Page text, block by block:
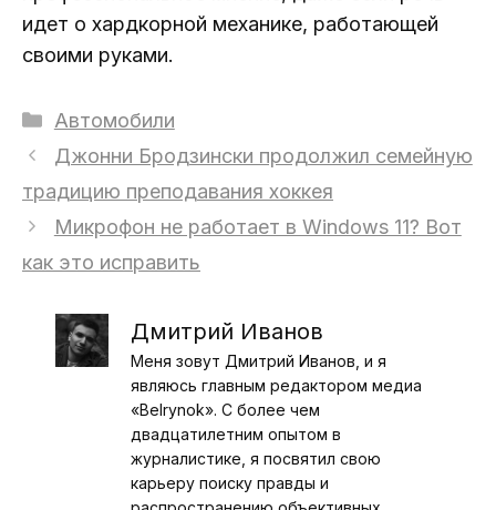
идет о хардкорной механике, работающей
своими руками.
Рубрики
Автомобили
Джонни Бродзински продолжил семейную
традицию преподавания хоккея
Микрофон не работает в Windows 11? Вот
как это исправить
Дмитрий Иванов
Меня зовут Дмитрий Иванов, и я
являюсь главным редактором медиа
«Belrynok». С более чем
двадцатилетним опытом в
журналистике, я посвятил свою
карьеру поиску правды и